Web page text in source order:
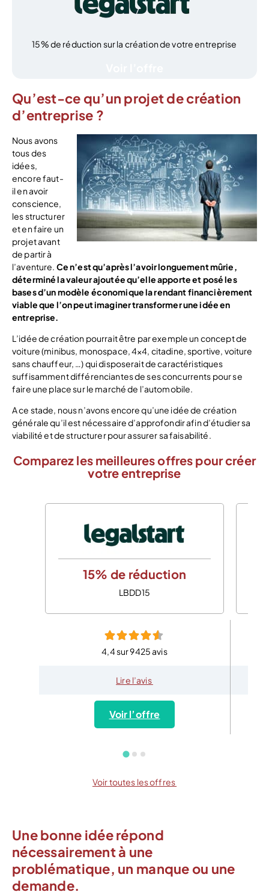
15% de réduction sur la création de votre entreprise
Qu’est-ce qu’un projet de création
d’entreprise ?
Nous avons
tous des
idées,
encore faut-
il en avoir
conscience,
les structurer
et en faire un
projet avant
de partir à
l’aventure. Ce n’est qu’après l’avoir longuement mûrie,
déterminé la valeur ajoutée qu’elle apporte et posé les
bases d’un modèle économique la rendant financièrement
viable que l’on peut imaginer transformer une idée en
entreprise.
L’idée de création pourrait être par exemple un concept de
voiture (minibus, monospace, 4×4, citadine, sportive, voiture
sans chauffeur, …) qui disposerait de caractéristiques
suffisamment différenciantes de ses concurrents pour se
faire une place sur le marché de l’automobile.
A ce stade, nous n’avons encore qu’une idée de création
générale qu’il est nécessaire d’approfondir afin d’étudier sa
viabilité et de structurer pour assurer sa faisabilité.
Comparez les meilleures offres pour créer
votre entreprise
15% de réduction
LBDD15
4,4 sur 9425 avis
Lire l’avis
Voir l’offre
Voir toutes les offres
Une bonne idée répond
nécessairement à une
problématique, un manque ou une
demande.